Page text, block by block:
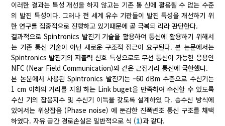
이러한 결과는 특성 개선을 하지 않고는 기존 통 신에 활용될 수 없는 수준
의 발진 특성이다. 그러나 전 세계 유수 기관들이 발진 특성을 개선하기 위
한 연구를 집중적으로 진행하고 있기때문에 곧 극복되 리라 판단한다.
결과적으로 Spintronics 발진기 기술을 활용하여 통신에 활용하기 위해서
는 기존 통신 기술이 아닌 새로운 구조적 접근이 요구된다. 본 논문에서는
Spintronics 발진기의 저출력 신호 특성으로도 무선 통신이 가능한 응용인
NFC (Near Field Communication)와 같은 근접거리 통신에 국한했다.
본 논문에서 사용된 Spintronics 발진기는 –60 dBm 수준으로 수신기는
1 cm 이하의 거리를 지원 하는 Link buget을 만족하여 수신할 수 있도록
수신 기의 잡음지수 및 수신기 이득을 갖도록 설계하였 다. 송수신 방식에
있어서는 위상잡음 (Phase noise) 에 둔감한 진폭변조 통신 구조를 채택
하였다. 자유 공간 경로손실은 일반적으로 식 (1)과 같다.